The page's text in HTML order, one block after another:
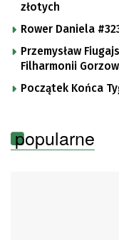
złotych
Rower Daniela
Przemysław
Filharmonii
Początek Końca
popularne